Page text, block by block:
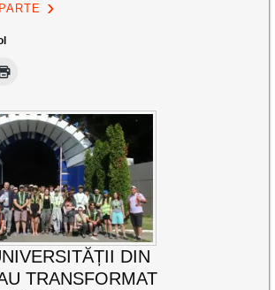
DIN
TRANSFORMAT